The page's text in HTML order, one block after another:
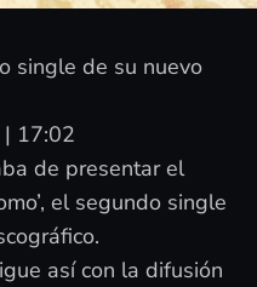
single de su nuevo
17:02
de presentar el
el segundo single
así con la difusión